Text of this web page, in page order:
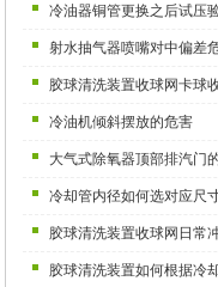
冷油器铜管更换之后试压
射水抽气器喷嘴对中偏差
胶球清洗装置收球网卡球
冷油机倾斜摆放的危害
大气式除氧器顶部排汽门
冷却管内径如何选对应尺
胶球清洗装置收球网日常
胶球清洗装置如何根据冷